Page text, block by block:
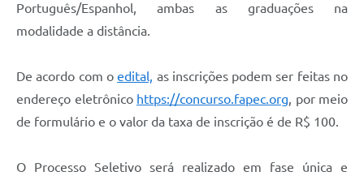
Português/Espanhol, ambas as graduações na
modalidade a distância.
De acordo com oedital, as inscrições podem ser feitas no
endereço eletrônico https://concurso.fapec.org, por meio
de formulário e o valor da taxa de inscrição é de R$ 100.
O Processo Seletivo será realizado em fase única e